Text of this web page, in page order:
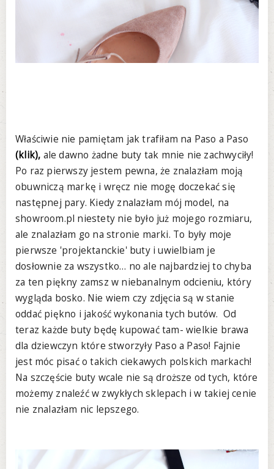
Właściwie nie pamiętam jak trafiłam na Paso a Paso
(klik), ale dawno żadne buty tak mnie nie zachwyciły!
Po raz pierwszy jestem pewna, że znalazłam moją
obuwniczą markę i wręcz nie mogę doczekać się
następnej pary. Kiedy znalazłam mój model, na
showroom.pl niestety nie było już mojego rozmiaru,
ale znalazłam go na stronie marki. To były moje
pierwsze 'projektanckie' buty i uwielbiam je
dosłownie za wszystko… no ale najbardziej to chyba
za ten piękny zamsz w niebanalnym odcieniu, który
wygląda bosko. Nie wiem czy zdjęcia są w stanie
oddać piękno i jakość wykonania tych butów. Od
teraz każde buty będę kupować tam- wielkie brawa
dla dziewczyn które stworzyły Paso a Paso! Fajnie
jest móc pisać o takich ciekawych polskich markach!
Na szczęście buty wcale nie są droższe od tych, które
możemy znaleźć w zwykłych sklepach i w takiej cenie
nie znalazłam nic lepszego.